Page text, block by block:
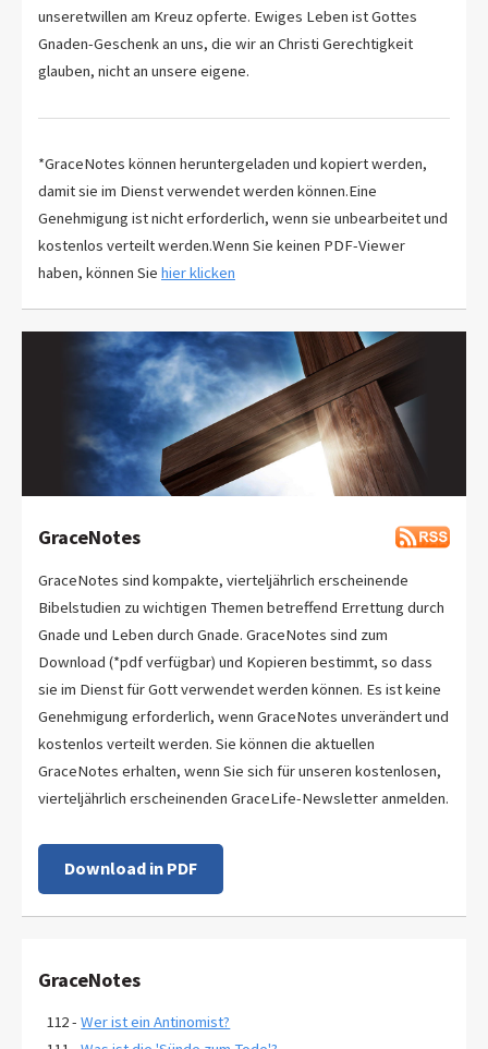
unseretwillen am Kreuz opferte. Ewiges Leben ist Gottes
Gnaden-Geschenk an uns, die wir an Christi Gerechtigkeit
glauben, nicht an unsere eigene.
*GraceNotes können heruntergeladen und kopiert werden,
damit sie im Dienst verwendet werden können.Eine
Genehmigung ist nicht erforderlich, wenn sie unbearbeitet und
kostenlos verteilt werden.Wenn Sie keinen PDF-Viewer
haben, können Sie hier klicken
GraceNotes
GraceNotes sind kompakte, vierteljährlich erscheinende
Bibelstudien zu wichtigen Themen betreffend Errettung durch
Gnade und Leben durch Gnade. GraceNotes sind zum
Download (*pdf verfügbar) und Kopieren bestimmt, so dass
sie im Dienst für Gott verwendet werden können. Es ist keine
Genehmigung erforderlich, wenn GraceNotes unverändert und
kostenlos verteilt werden. Sie können die aktuellen
GraceNotes erhalten, wenn Sie sich für unseren kostenlosen,
vierteljährlich erscheinenden GraceLife-Newsletter anmelden.
Download in PDF
GraceNotes
112 -Wer ist ein Antinomist?